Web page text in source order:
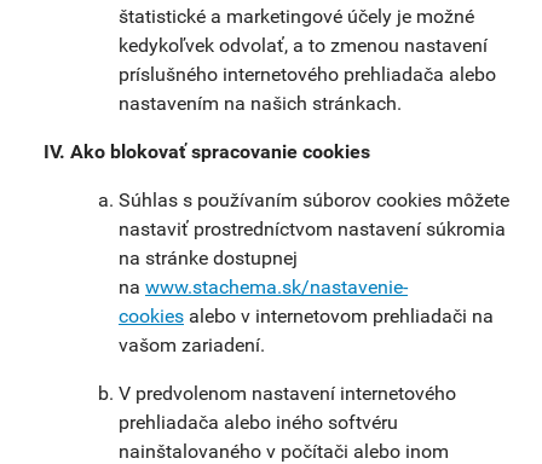
štatistické a marketingové účely je možné
kedykoľvek odvolať, a to zmenou nastavení
príslušného internetového prehliadača alebo
nastavením na našich stránkach.
Ako blokovať spracovanie cookies
Súhlas s používaním súborov cookies môžete
nastaviť prostredníctvom nastavení súkromia
na stránke dostupnej
na www.stachema.sk/nastavenie-
cookies alebo v internetovom prehliadači na
vašom zariadení.
V predvolenom nastavení internetového
prehliadača alebo iného softvéru
nainštalovaného v počítači alebo inom